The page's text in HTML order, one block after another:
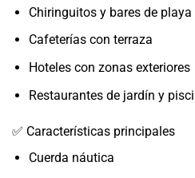
Chiringuitos y bares de playa
Cafeterías con terraza
Hoteles con zonas exteriores
Restaurantes de jardín y
✅ Características principales
Cuerda náutica